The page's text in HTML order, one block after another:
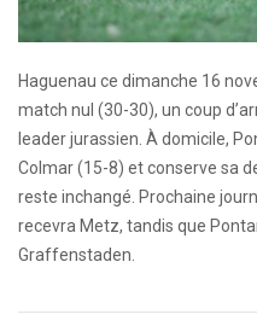
Haguenau ce dimanche 16
match nul (30-30), un coup
leader jurassien. À domicile,
Colmar (15-8) et conserve sa
reste inchangé. Prochaine
recevra Metz, tandis que
Graffenstaden.